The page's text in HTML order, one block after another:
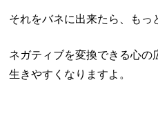
それをバネに出来たら、もっ
ネガティブを変換できる心の
生きやすくなりますよ。